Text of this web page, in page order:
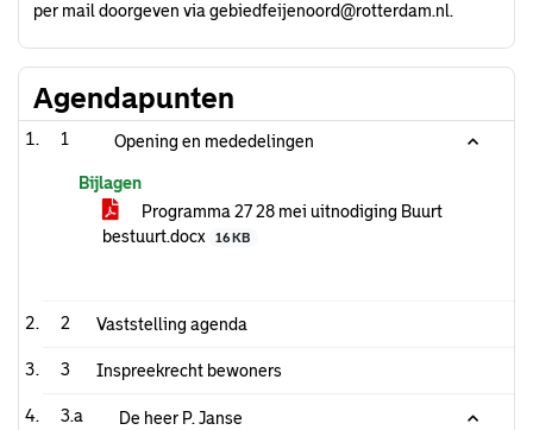
per mail doorgeven via gebiedfeijenoord@rotterdam.nl.
Agendapunten
1 Opening en mededelingen
Bijlagen
Programma 27 28 mei uitnodiging Buurt
bestuurt.docx
16 KB
2 Vaststelling agenda
3 Inspreekrecht bewoners
3.a De heer P. Janse